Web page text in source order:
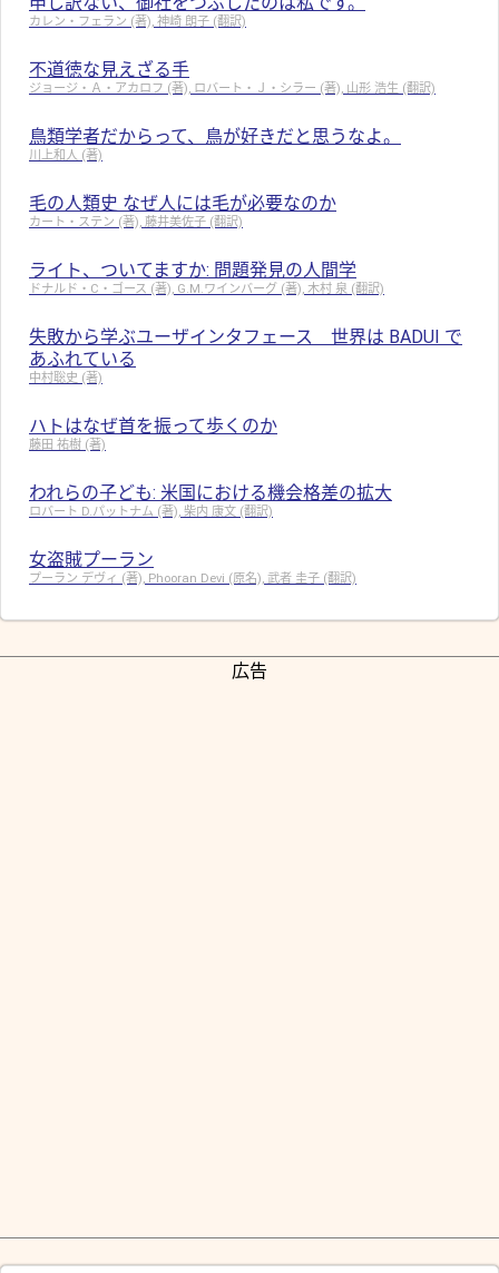
カレン・フェラン (著), 神崎 朗子 (翻訳)
不道徳な見えざる手
ジョージ・Ａ・アカロフ (著), ロバート・Ｊ・シラー (著), 山形 浩生 (翻訳)
鳥類学者だからって、鳥が好きだと思うなよ。
川上和人 (著)
毛の人類史 なぜ人には毛が必要なのか
カート・ステン (著), 藤井美佐子 (翻訳)
ライト、ついてますか: 問題発見の人間学
ドナルド・C・ゴース (著), G.M.ワインバーグ (著), 木村 泉 (翻訳)
失敗から学ぶユーザインタフェース 世界は BADUI で
あふれている
中村聡史 (著)
ハトはなぜ首を振って歩くのか
藤田 祐樹 (著)
われらの子ども: 米国における機会格差の拡大
ロバート D.パットナム (著), 柴内 康文 (翻訳)
女盗賊プーラン
プーラン デヴィ (著), Phooran Devi (原名), 武者 圭子 (翻訳)
広告